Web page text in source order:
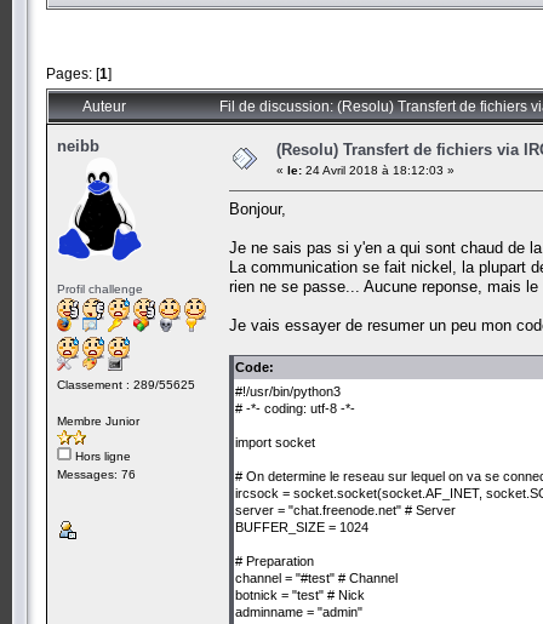
Pages: [1]
Auteur Fil de discussion: (Resolu) Transfert de fichiers
neibb
Profil challenge
Classement : 289/55625
Membre Junior
Hors ligne
Messages: 76
(Resolu) Transfert de fichiers via
« le: 24 Avril 2018 à 18:12:03 »
Bonjour,
Je ne sais pas si y'en a qui sont chaud de
La communication se fait nickel, la plupart
rien ne se passe... Aucune reponse, mais
Je vais essayer de resumer un peu mon
Code:
#!/usr/bin/python3
# -*- coding: utf-8 -*-
import socket
# On determine le reseau sur lequel on va se
ircsock = socket.socket(socket.AF_INET,
server = "chat.freenode.net" # Server
BUFFER_SIZE = 1024
# Preparation
channel = "#test" # Channel
botnick = "test" # Nick
adminname = "admin"